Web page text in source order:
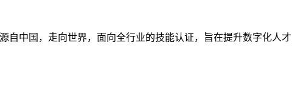
自中国，走向世界，面向全行业的技能认证，旨在提升数字化人